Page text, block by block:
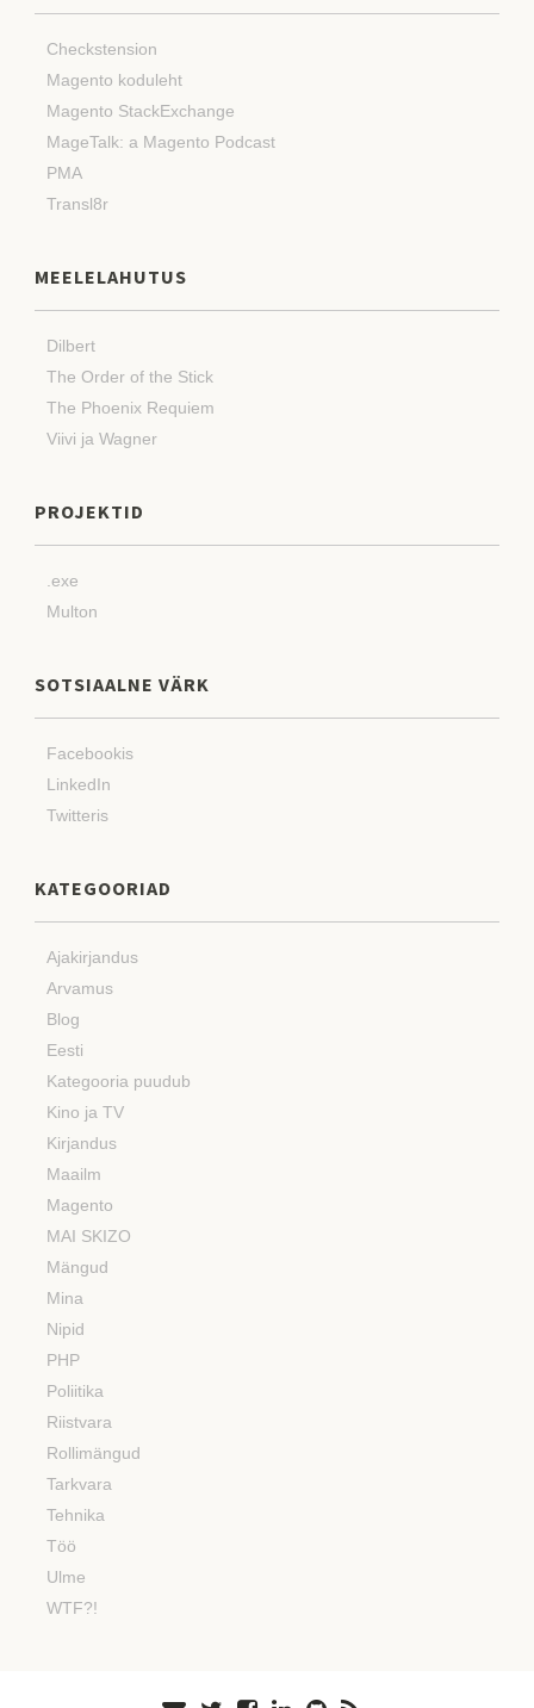
Checkstension
Magento koduleht
Magento StackExchange
MageTalk: a Magento Podcast
PMA
Transl8r
MEELELAHUTUS
Dilbert
The Order of the Stick
The Phoenix Requiem
Viivi ja Wagner
PROJEKTID
.exe
Multon
SOTSIAALNE VÄRK
Facebookis
LinkedIn
Twitteris
KATEGOORIAD
Ajakirjandus
Arvamus
Blog
Eesti
Kategooria puudub
Kino ja TV
Kirjandus
Maailm
Magento
MAI SKIZO
Mängud
Mina
Nipid
PHP
Poliitika
Riistvara
Rollimängud
Tarkvara
Tehnika
Töö
Ulme
WTF?!